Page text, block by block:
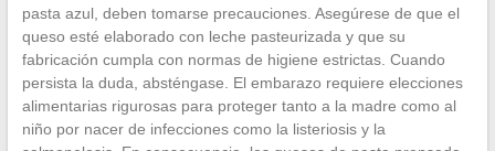
pasta azul, deben tomarse precauciones. Asegúrese de que el
queso esté elaborado con leche pasteurizada y que su
fabricación cumpla con normas de higiene estrictas. Cuando
persista la duda, absténgase. El embarazo requiere elecciones
alimentarias rigurosas para proteger tanto a la madre como al
niño por nacer de infecciones como la listeriosis y la